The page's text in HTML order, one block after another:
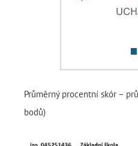
Průměrný procentní skór –
bodů)